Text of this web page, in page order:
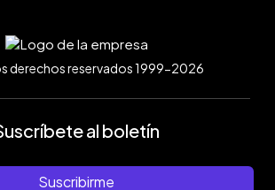
derechos reservados 1999-2026
al boletín
Suscribirme